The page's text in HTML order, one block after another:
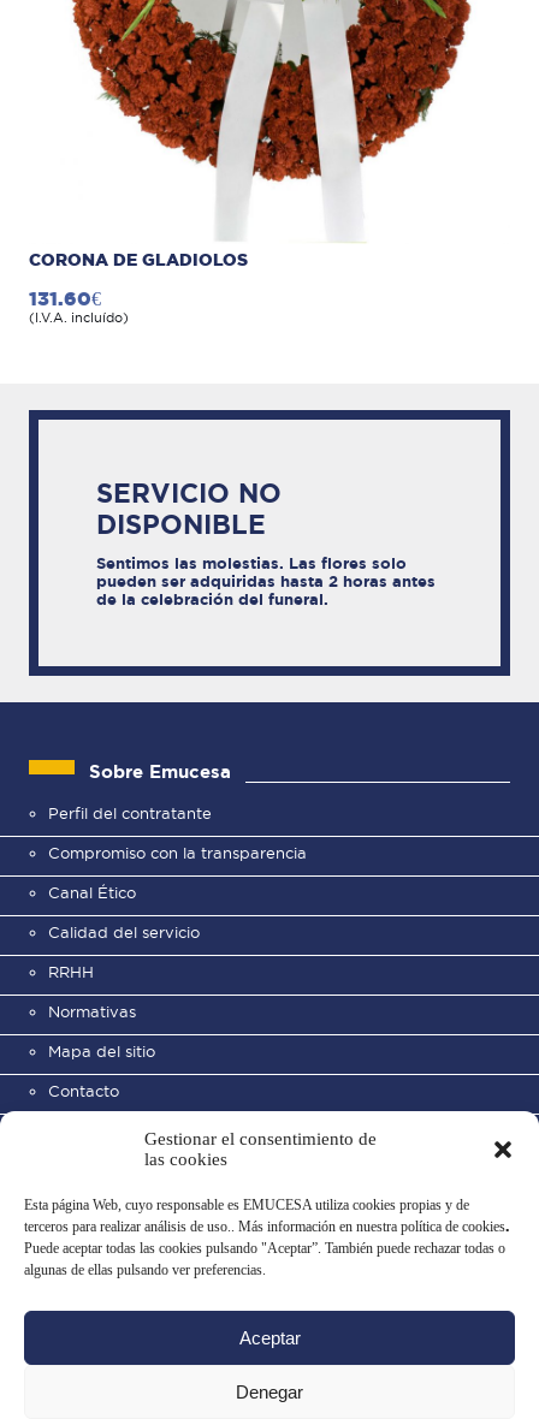
Gestionar el consentimiento de
las cookies
Esta página Web, cuyo responsable es EMUCESA utiliza cookies propias y de
terceros para realizar análisis de uso.. Más información en nuestra política de cookies.
Puede aceptar todas las cookies pulsando "Aceptar”. También puede rechazar todas o
algunas de ellas pulsando ver preferencias.
Aceptar
Denegar
CORONA DE GLADIOLOS
131.60€
(I.V.A. incluído)
SERVICIO NO
DISPONIBLE
Sentimos las molestias. Las flores solo
pueden ser adquiridas hasta 2 horas antes
de la celebración del funeral.
Cementerio Municipal de San
José
Sobre Emucesa
Perfil del contratante
Compromiso con la transparencia
Canal Ético
Calidad del servicio
RRHH
Normativas
Mapa del sitio
Contacto